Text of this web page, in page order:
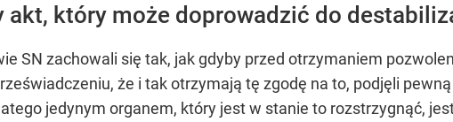
akt, który może doprowadzić do
SN zachowali się tak, jak gdyby przed otrzymaniem
że i tak otrzymają tę zgodę na to, podjęli
jedynym organem, który jest w stanie to rozstrzygnąć,